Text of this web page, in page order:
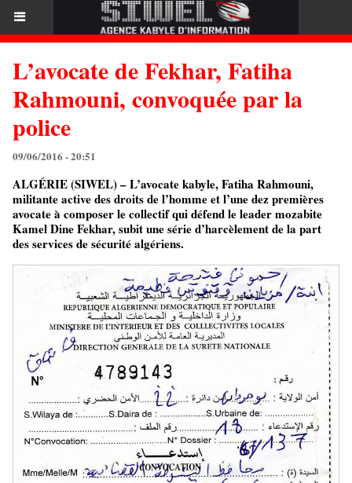
L’avocate de Fekhar, Fatiha
Rahmouni, convoquée par la
police
09/06/2016 - 20:51
ALGÉRIE (SIWEL) – L’avocate kabyle, Fatiha Rahmouni,
militante active des droits de l’homme et l’une dez premières
avocate à composer le collectif qui défend le leader mozabite
Kamel Dine Fekhar, subit une série d’harcèlement de la part
des services de sécurité algériens.